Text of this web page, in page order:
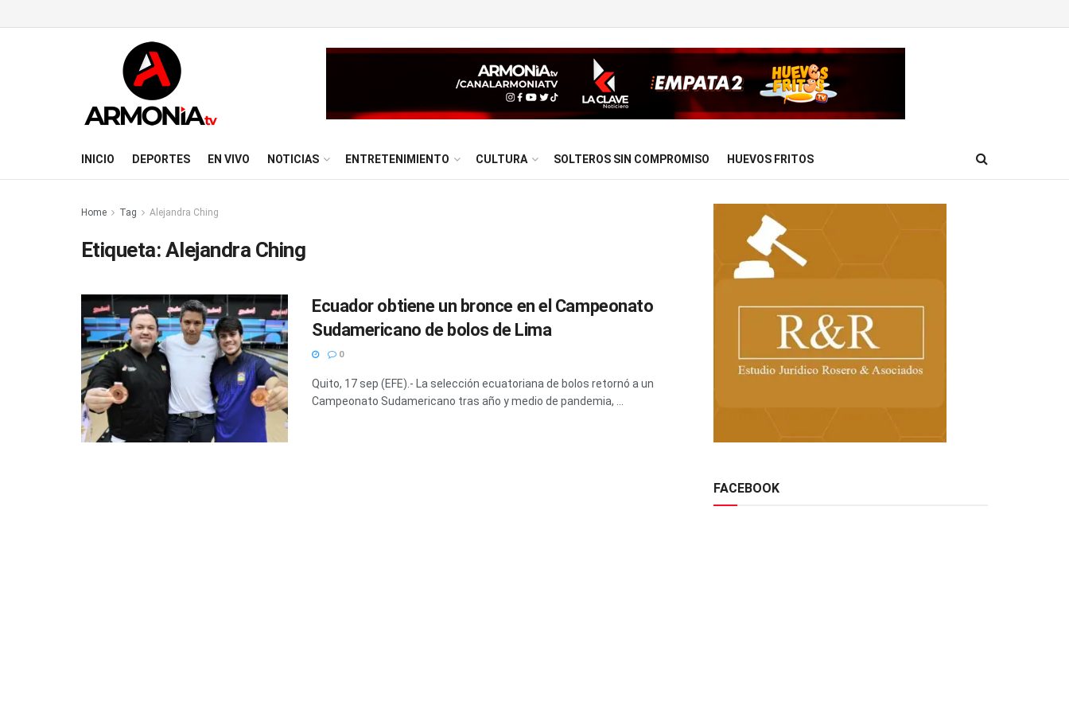
INICIO DEPORTES EN VIVO NOTICIAS ENTRETENIMIENTO CULTURA SOLTEROS SIN COMPROMISO HUEVOS FRITOS
Home Tag Alejandra Ching
Etiqueta: Alejandra Ching
Ecuador obtiene un bronce en el Campeonato
Sudamericano de bolos de Lima
0
Quito, 17 sep (EFE).- La selección ecuatoriana de bolos retornó a un
Campeonato Sudamericano tras año y medio de pandemia, ...
FACEBOOK